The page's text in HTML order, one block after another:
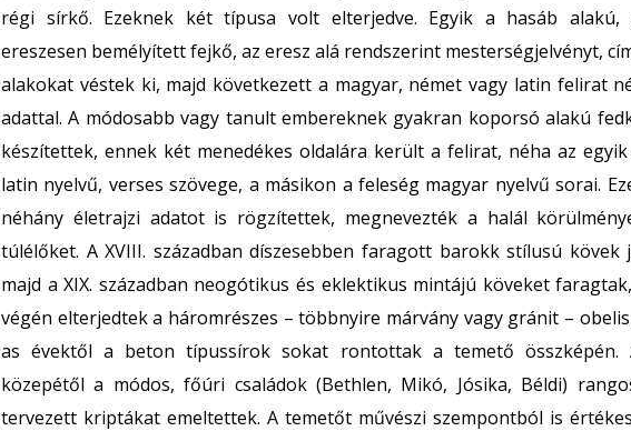
régi sírkő. Ezeknek két típusa volt elterjedve. Egyik a hasáb alakú,
ereszesen bemélyített fejkő, az eresz alá rendszerint mesterségjelvényt,
alakokat véstek ki, majd következett a magyar, német vagy latin felirat
adattal. A módosabb vagy tanult embereknek gyakran koporsó alakú
készítettek, ennek két menedékes oldalára került a felirat, néha az
latin nyelvű, verses szövege, a másikon a feleség magyar nyelvű sorai.
néhány életrajzi adatot is rögzítettek, megnevezték a halál
túlélőket. A XVIII. században díszesebben faragott barokk stílusú kövek
majd a XIX. században neogótikus és eklektikus mintájú köveket
végén elterjedtek a háromrészes – többnyire márvány vagy gránit –
as évektől a beton típussírok sokat rontottak a temető összképén.
közepétől a módos, főúri családok (Bethlen, Mikó, Jósika, Béldi)
tervezett kriptákat emeltettek. A temetőt művészi szempontból is